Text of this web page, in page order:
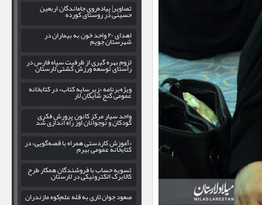
تصاویر| پیاده‌روی جاماندگان اربعین
حسینی در روستای کورده
اهدای ۲۰ واحد خون به بیماران درشهرستان جویم
لزوم بهره‌ گیری از ظرفیت سپاه فارس در
راستای توسعه ورزش کشتی لارستان
ویژه‌برنامه «زیر سایه کتاب» در کتابخانه
عمومی گنج شایگان لار
واحد سیار مرکز کانون پرورش فکری
کودکان و نوجوانان اوز راه اندازی شد
«آموزش کاردستی همراه با قصه‌گویی» در
کتابخانه عمومی بیرم
تسویه حساب با فروشندگان همکار طرح
کالابرگ الکترونیکی در لارستان
صعود جوان لاری به قله علم‌کوه مازندران